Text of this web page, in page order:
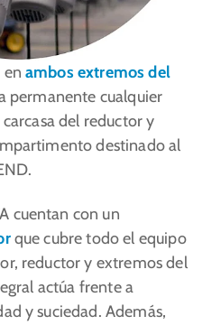
en ambos extremos del
permanente cualquier
del reductor y
destinado al
cuentan con un
que cubre todo el equipo
reductor y extremos del
actúa frente a
y suciedad. Además,